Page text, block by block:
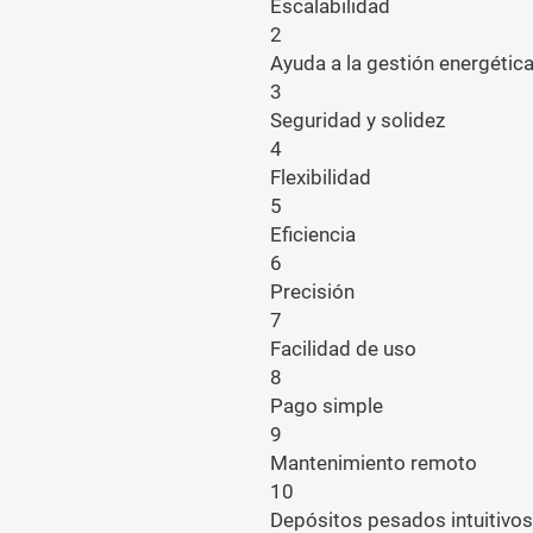
Escalabilidad
2
Ayuda a la gestión energética
3
Seguridad y solidez
4
Flexibilidad
5
Eficiencia
6
Precisión
7
Facilidad de uso
8
Pago simple
9
Mantenimiento remoto
10
Depósitos pesados intuitivos